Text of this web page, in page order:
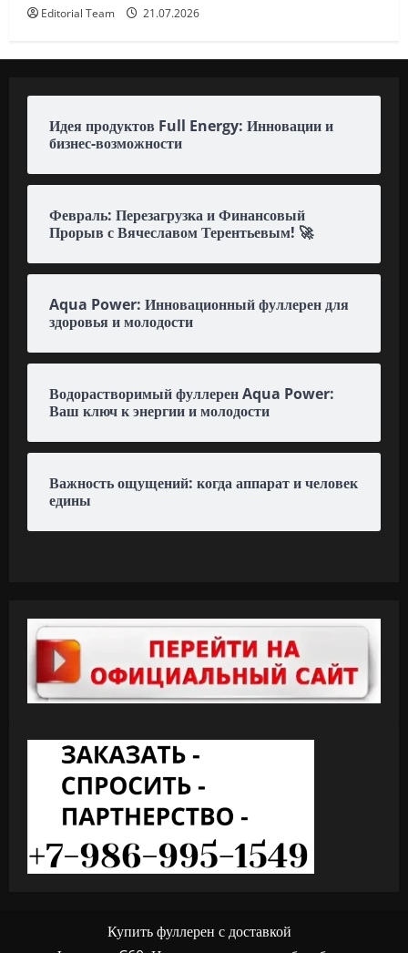
Editorial Team 21.07.2026
Идея продуктов Full Energy: Инновации и
бизнес-возможности
Февраль: Перезагрузка и Финансовый
Прорыв с Вячеславом Терентьевым! 🚀
Aqua Power: Инновационный фуллерен для
здоровья и молодости
Водорастворимый фуллерен Aqua Power:
Ваш ключ к энергии и молодости
Важность ощущений: когда аппарат и человек
едины
Купить фуллерен с доставкой